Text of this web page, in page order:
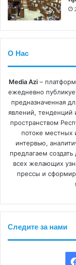
О Нас
Media Azi–
ежедневно
предназначенная
явлений,
пространством
потоке местных
интервью,
предлагаем
всех желающих
прессы и
Следите за нами